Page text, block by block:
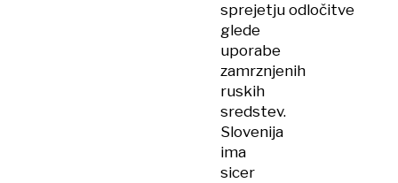
sprejetju odločitve
glede
uporabe
zamrznjenih
ruskih
sredstev.
Slovenija
ima
sicer